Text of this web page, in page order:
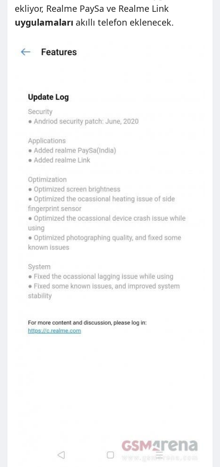
ekliyor, Realme PaySa ve Realme Link
uygulamaları akıllı telefon eklenecek.